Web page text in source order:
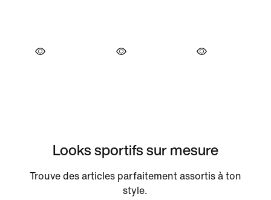
Looks sportifs sur mesure
Trouve des articles parfaitement assortis à ton
style.